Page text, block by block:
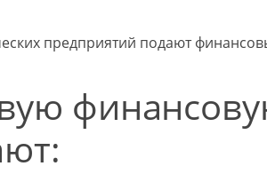
предприятий подают